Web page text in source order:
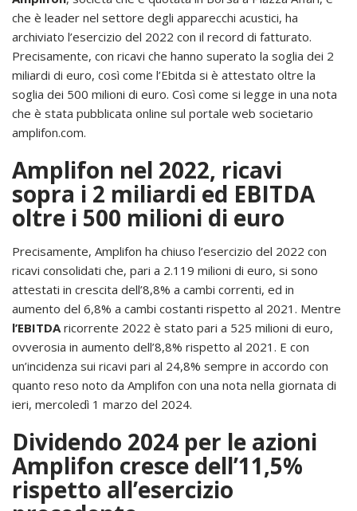
che è leader nel settore degli apparecchi acustici, ha
archiviato l’esercizio del 2022 con il record di fatturato.
Precisamente, con ricavi che hanno superato la soglia dei 2
miliardi di euro, così come l’Ebitda si è attestato oltre la
soglia dei 500 milioni di euro. Così come si legge in una nota
che è stata pubblicata online sul portale web societario
amplifon.com.
Amplifon nel 2022, ricavi
sopra i 2 miliardi ed EBITDA
oltre i 500 milioni di euro
Precisamente, Amplifon ha chiuso l’esercizio del 2022 con
ricavi consolidati che, pari a 2.119 milioni di euro, si sono
attestati in crescita dell’8,8% a cambi correnti, ed in
aumento del 6,8% a cambi costanti rispetto al 2021. Mentre
l’EBITDA ricorrente 2022 è stato pari a 525 milioni di euro,
ovverosia in aumento dell’8,8% rispetto al 2021. E con
un’incidenza sui ricavi pari al 24,8% sempre in accordo con
quanto reso noto da Amplifon con una nota nella giornata di
ieri, mercoledì 1 marzo del 2024.
Dividendo 2024 per le azioni
Amplifon cresce dell’11,5%
rispetto all’esercizio